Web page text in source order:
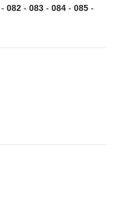
- 082 - 083 - 084 - 085 -